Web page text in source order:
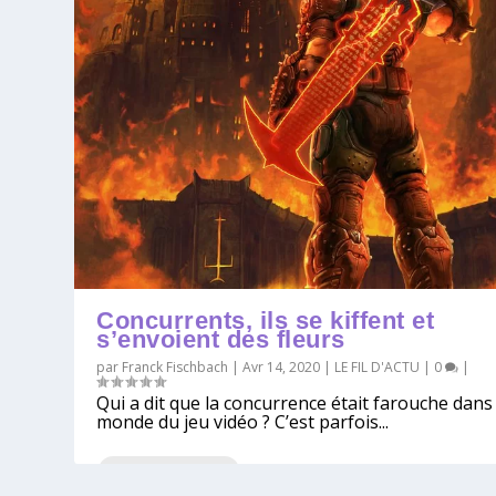
Concurrents, ils se kiffent et
s’envoient des fleurs
par Franck Fischbach |Avr 14, 2020 | LE FIL D'ACTU | 0 |
Qui a dit que la concurrence était farouche
monde du jeu vidéo ? C’est parfois...